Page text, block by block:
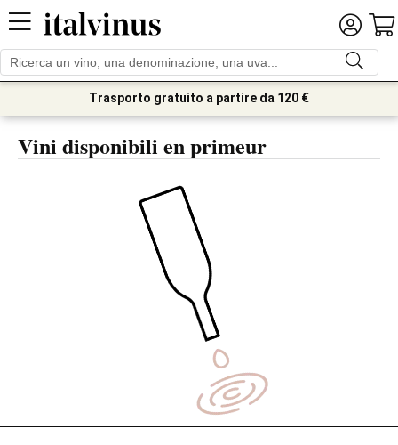
Trasporto gratuito a partire da 120 €
Vini disponibili en primeur